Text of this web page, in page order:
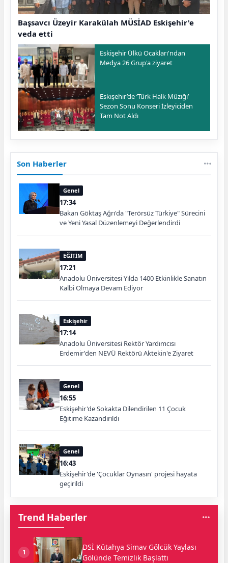
Başsavcı Üzeyir Karakülah MÜSİAD Eskişehir'e
veda etti
Eskişehir Ülkü Ocakları'ndan
Medya 26 Grup'a ziyaret
Eskişehir’de ‘Türk Halk Müziği’
Sezon Sonu Konseri İzleyiciden
Tam Not Aldı
Son Haberler
Genel
17:34
Bakan Göktaş Ağrı'da "Terörsüz Türkiye" Sürecini
ve Yeni Yasal Düzenlemeyi Değerlendirdi
EĞİTİM
17:21
Anadolu Üniversitesi Yılda 1400 Etkinlikle Sanatın
Kalbi Olmaya Devam Ediyor
Eskişehir
17:14
Anadolu Üniversitesi Rektör Yardımcısı
Erdemir'den NEVÜ Rektörü Aktekin'e Ziyaret
Genel
16:55
Eskişehir'de Sokakta Dilendirilen 11 Çocuk
Eğitime Kazandırıldı
Genel
16:43
Eskişehir'de 'Çocuklar Oynasın' projesi hayata
geçirildi
Trend Haberler
1
DSİ Kütahya Simav Gölcük Yaylası
Gölünde Temizlik Başlattı